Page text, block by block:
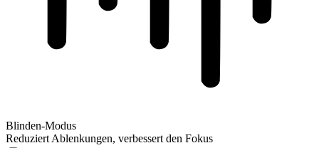
Blinden-Modus
Reduziert Ablenkungen, verbessert den Fokus